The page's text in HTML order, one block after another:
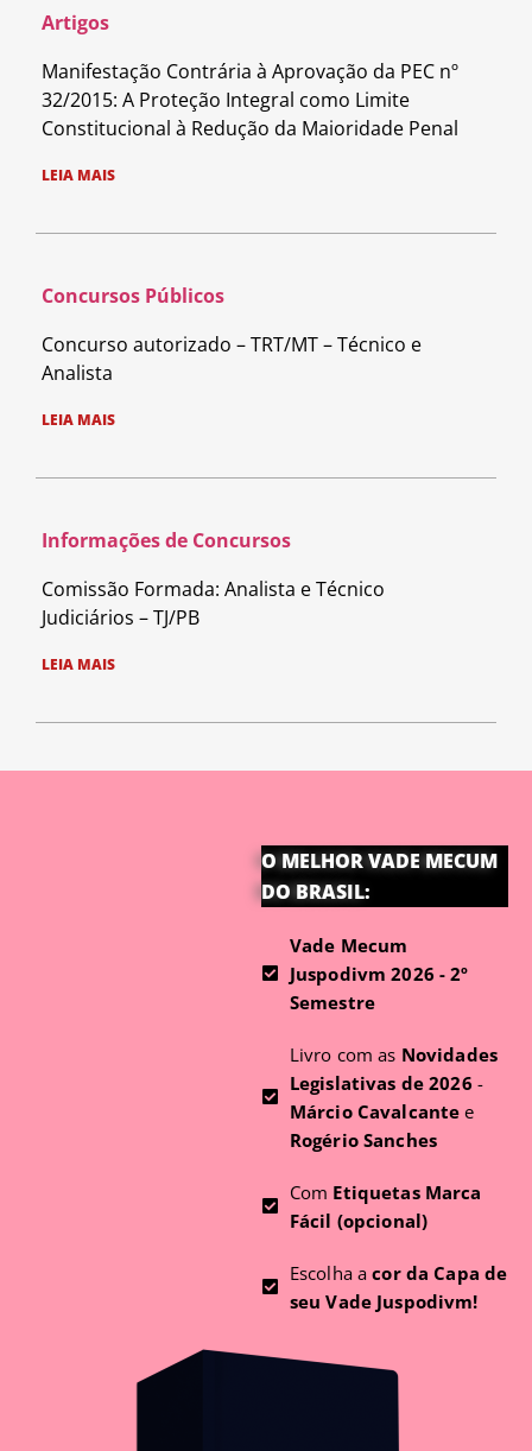
Artigos
Manifestação Contrária à Aprovação da PEC nº
32/2015: A Proteção Integral como Limite
Constitucional à Redução da Maioridade Penal
LEIA MAIS
Concursos Públicos
Concurso autorizado – TRT/MT – Técnico e
Analista
LEIA MAIS
Informações de Concursos
Comissão Formada: Analista e Técnico
Judiciários – TJ/PB
LEIA MAIS
O MELHOR VADE MECUM
DO BRASIL:
Vade Mecum
Juspodivm 2026 - 2º
Semestre
Livro com as Novidades
Legislativas de 2026 -
Márcio Cavalcante e
Rogério Sanches
Com Etiquetas Marca
Fácil (opcional)
Escolha acor da Capa de
seu Vade Juspodivm!